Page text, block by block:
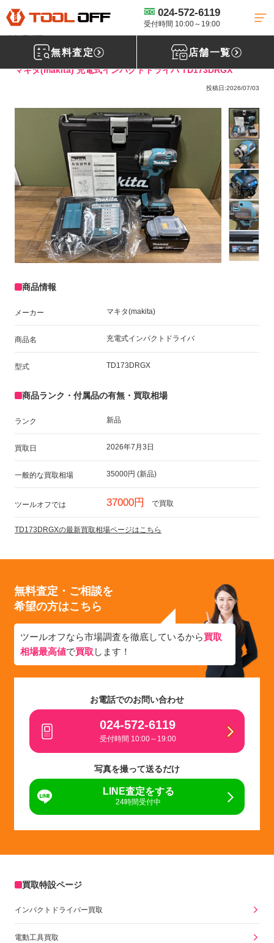
024-572-6119
受付時間 10:00～19:00
無料査定 店舗一覧
工具買取TOP 電動工具買取 インパクトドライバー買取
績】makita(マキタ) 充電式インパクトドライバ TD173DRGX［福島県福島
マキタ(makita) 充電式インパクトドライバ TD173DRGX
投稿日:2026/07/03
商品情報
メーカー マキタ(makita)
商品名 充電式インパクトドライバ
型式 TD173DRGX
商品ランク・付属品の有無・買取相場
ランク 新品
買取日 2026年7月3日
一般的な買取相場 35000円 (新品)
ツールオフでは 37000円 で買取
TD173DRGXの最新買取相場ページはこちら
無料査定・ご相談を
希望の方はこちら
ツールオフなら市場調査を徹底しているから買取
相場最高値で買取 します！
お電話でのお問い合わせ
024-572-6119
受付時間 10:00～19:00
写真を撮って送るだけ
LINE査定をする
24時間受付中
買取特設ページ
インパクトドライバー買取
電動工具買取